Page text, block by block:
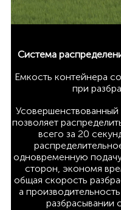
Система
Емкость контейнера
при
позволяет
всего за 20
одновременную
сторон, экономя
общая скорость
а
разбрасывании